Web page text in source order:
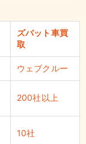
ズバット車買
取
ウェブクルー
200社以上
10社